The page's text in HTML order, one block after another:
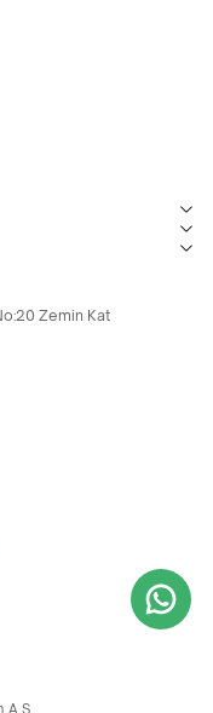
Zemin Kat